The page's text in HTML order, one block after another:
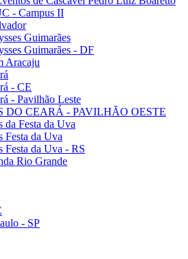
- Campus II
Guimarães
Guimarães - DF
Aracaju
- CE
- Pavilhão Leste
DO CEARÁ - PAVILHÃO OESTE
da Festa da Uva
Festa da Uva
Festa da Uva - RS
Rio Grande
- SP